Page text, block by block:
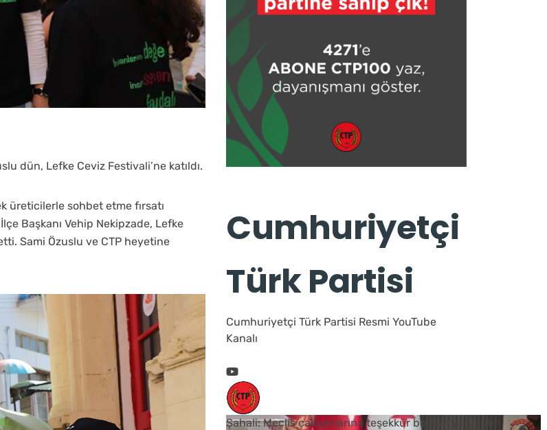
dün, Lefke Ceviz Festivali’ne katıldı.
üreticilerle sohbet etme fırsatı
Başkanı Vehip Nekipzade, Lefke
Sami Özuslu ve CTP heyetine
Cumhuriyetçi
Türk Partisi
Cumhuriyetçi Türk Partisi Resmi YouTube
Kanalı
Şahali: Meclis çalışanlarına teşekkür borcumuz vardır